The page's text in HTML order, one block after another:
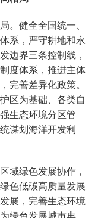
。健全全国统一、
系，严守耕地和永
边界三条控制线，
度体系，推进主体
完善差异化政策。
区为基础、各类自
生态环境分区管
谋划海洋开发利
域绿色发展协作，
色低碳高质量发展
展，完善生态环境
绿色发展城市典